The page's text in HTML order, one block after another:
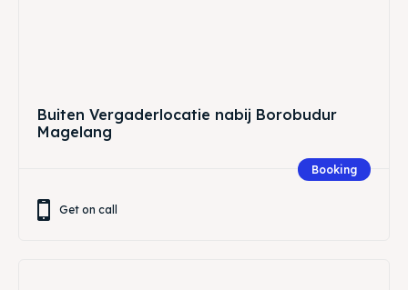
Buiten Vergaderlocatie nabij Borobudur
Magelang
Booking
Get on call